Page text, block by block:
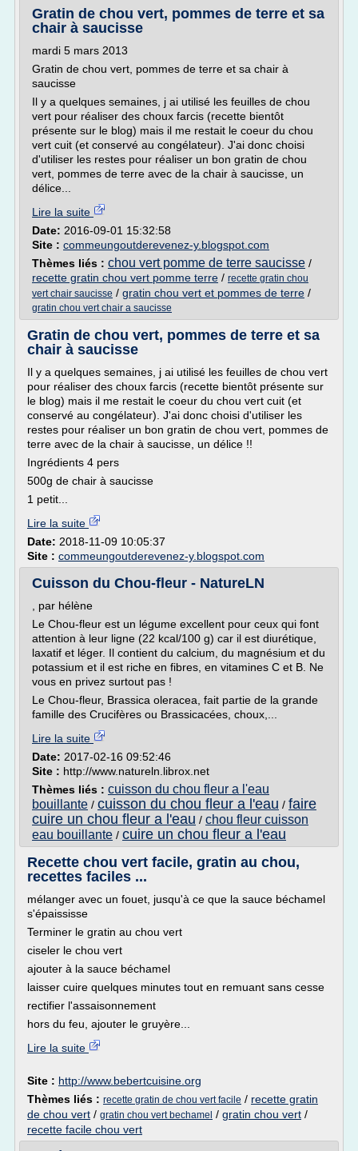
Gratin de chou vert, pommes de terre et sa
chair à saucisse
mardi 5 mars 2013
Gratin de chou vert, pommes de terre et sa chair à
saucisse
Il y a quelques semaines, j ai utilisé les feuilles de chou
vert pour réaliser des choux farcis (recette bientôt
présente sur le blog) mais il me restait le coeur du chou
vert cuit (et conservé au congélateur). J'ai donc choisi
d'utiliser les restes pour réaliser un bon gratin de chou
vert, pommes de terre avec de la chair à saucisse, un
délice...
Lire la suite
Date: 2016-09-01 15:32:58
Site : commeungoutderevenez-y.blogspot.com
Thèmes liés : chou vert pomme de terre saucisse /
recette gratin chou vert pomme terre / recette gratin chou
vert chair saucisse / gratin chou vert et pommes de terre /
gratin chou vert chair a saucisse
Gratin de chou vert, pommes de terre et sa
chair à saucisse
Il y a quelques semaines, j ai utilisé les feuilles de chou vert
pour réaliser des choux farcis (recette bientôt présente sur
le blog) mais il me restait le coeur du chou vert cuit (et
conservé au congélateur). J'ai donc choisi d'utiliser les
restes pour réaliser un bon gratin de chou vert, pommes de
terre avec de la chair à saucisse, un délice !!
Ingrédients 4 pers
500g de chair à saucisse
1 petit...
Lire la suite
Date: 2018-11-09 10:05:37
Site : commeungoutderevenez-y.blogspot.com
Cuisson du Chou-fleur - NatureLN
, par hélène
Le Chou-fleur est un légume excellent pour ceux qui font
attention à leur ligne (22 kcal/100 g) car il est diurétique,
laxatif et léger. Il contient du calcium, du magnésium et du
potassium et il est riche en fibres, en vitamines C et B. Ne
vous en privez surtout pas !
Le Chou-fleur, Brassica oleracea, fait partie de la grande
famille des Crucifères ou Brassicacées, choux,...
Lire la suite
Date: 2017-02-16 09:52:46
Site : http://www.natureln.librox.net
Thèmes liés : cuisson du chou fleur a l'eau
bouillante / cuisson du chou fleur a l'eau / faire
cuire un chou fleur a l'eau / chou fleur cuisson
eau bouillante / cuire un chou fleur a l'eau
Recette chou vert facile, gratin au chou,
recettes faciles ...
mélanger avec un fouet, jusqu'à ce que la sauce béchamel
s'épaississe
Terminer le gratin au chou vert
ciseler le chou vert
ajouter à la sauce béchamel
laisser cuire quelques minutes tout en remuant sans cesse
rectifier l'assaisonnement
hors du feu, ajouter le gruyère...
Lire la suite
Site : http://www.bebertcuisine.org
Thèmes liés : recette gratin de chou vert facile / recette gratin
de chou vert / gratin chou vert bechamel / gratin chou vert /
recette facile chou vert